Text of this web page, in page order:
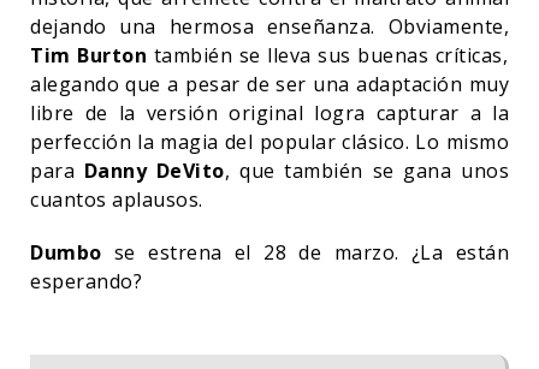
dejando una hermosa enseñanza. Obviamente,
Tim Burton también se lleva sus buenas críticas,
alegando que a pesar de ser una adaptación muy
libre de la versión original logra capturar a la
perfección la magia del popular clásico. Lo mismo
para Danny DeVito, que también se gana unos
cuantos aplausos.
Dumbo se estrena el 28 de marzo. ¿La están
esperando?